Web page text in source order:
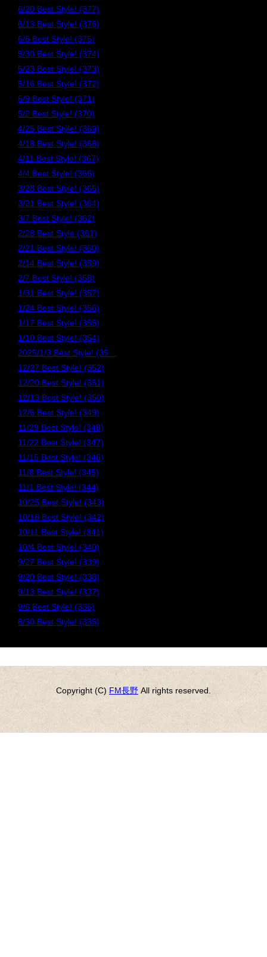
6/20 Best Style! (377)
6/13 Best Style! (376)
6/6 Best Style! (375)
5/30 Best Style! (374)
5/23 Best Style! (373)
5/16 Best Style! (372)
5/9 Best Style! (371)
5/2 Best Style! (370)
4/25 Best Style! (369)
4/18 Best Style! (368)
4/11 Best Style! (367)
4/4 Best Style! (366)
3/28 Best Style! (365)
3/21 Best Style! (364)
3/7 Best Style! (362)
2/28 Best Style (361)
2/21 Best Style! (360)
2/14 Best Style! (359)
2/7 Best Style! (358)
1/31 Best Style! (357)
1/24 Best Style! (356)
1/17 Best Style! (355)
1/10 Best Style! (354)
2025/1/3 Best Style! (35…
12/27 Best Style! (352)
12/20 Best Style! (351)
12/13 Best Style! (350)
12/6 Best Style! (349)
11/29 Best Style! (348)
11/22 Best Style! (347)
11/15 Best Style! (346)
11/8 Best Style! (345)
11/1 Best Style! (344)
10/25 Best Style! (343)
10/18 Best Style! (342)
10/11 Best Style! (341)
10/4 Best Style! (340)
9/27 Best Style! (339)
9/20 Best Style! (338)
9/13 Best Style! (337)
9/6 Best Style! (336)
8/30 Best Style! (335)
Copyright (C) FM長野 All rights reserved.